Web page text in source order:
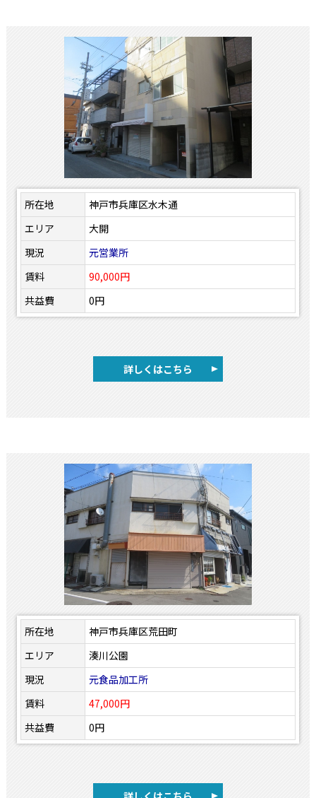
所在地
神戸市兵庫区水木通
エリア
大開
現況
元営業所
賃料
90,000円
共益費
0円
詳しくはこちら
所在地
神戸市兵庫区荒田町
エリア
湊川公園
現況
元食品加工所
賃料
47,000円
共益費
0円